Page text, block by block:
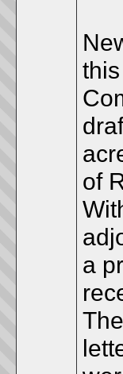
of
a